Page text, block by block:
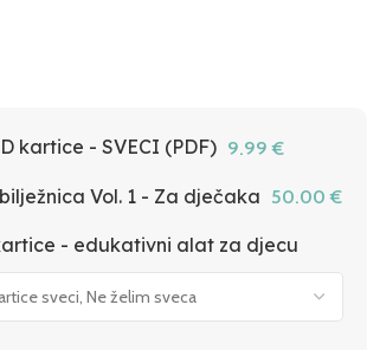
kartice - SVECI (PDF) 9.99€
Vol. 1 - Za dječaka 50.00€
- edukativni alat za djecu